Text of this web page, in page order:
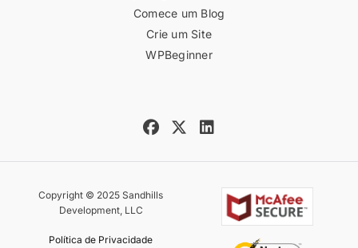
Comece um Blog
Crie um Site
WPBeginner
Copyright © 2025 Sandhills
Development, LLC
Política de Privacidade